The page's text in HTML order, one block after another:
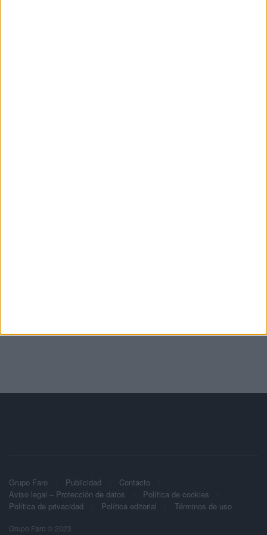
Grupo Faro Publicidad
Contacto
Aviso legal – Protección de datos
Política de cookies
Política de privacidad
Política editorial Términos de uso
Grupo Faro © 2023